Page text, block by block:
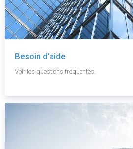
Besoin d'aide
Voir les questions fréquentes.